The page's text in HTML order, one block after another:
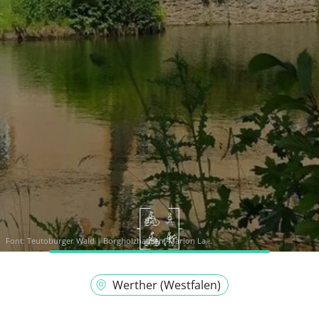
Font: Teutoburger Wald | Borgholzhausen, Marion La...
Werther (Westfalen)